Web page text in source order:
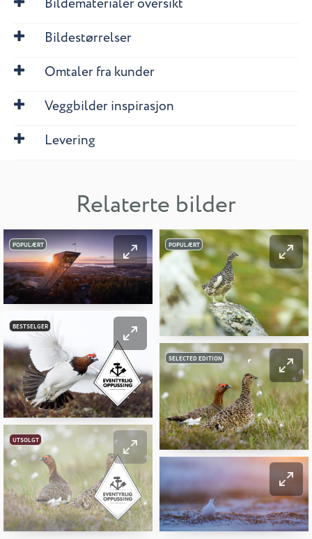
Bildematerialer oversikt
Bildestørrelser
Omtaler fra kunder
Veggbilder inspirasjon
Levering
Relaterte bilder
POPULÆRT POPULÆRT
BESTSELGER
SELECTED EDITION
UTSOLGT